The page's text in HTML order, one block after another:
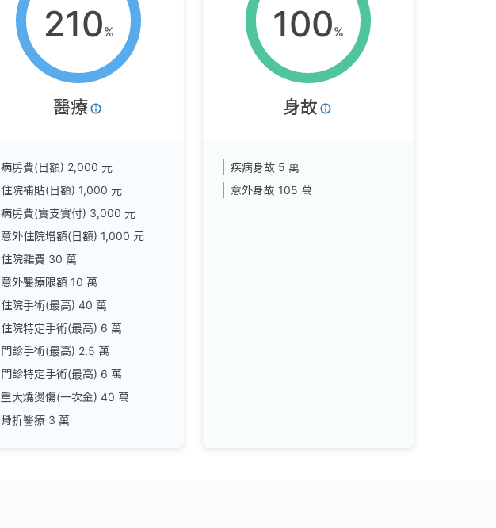
210%
醫療
病房費(日額) 2,000 元
住院補貼(日額) 1,000 元
病房費(實支實付) 3,000 元
意外住院增額(日額) 1,000 元
住院雜費 30 萬
意外醫療限額 10 萬
住院手術(最高) 40 萬
住院特定手術(最高) 6 萬
門診手術(最高) 2.5 萬
門診特定手術(最高) 6 萬
重大燒燙傷(一次金) 40 萬
骨折醫療 3 萬
100%
身故
疾病身故 5 萬
意外身故 105 萬